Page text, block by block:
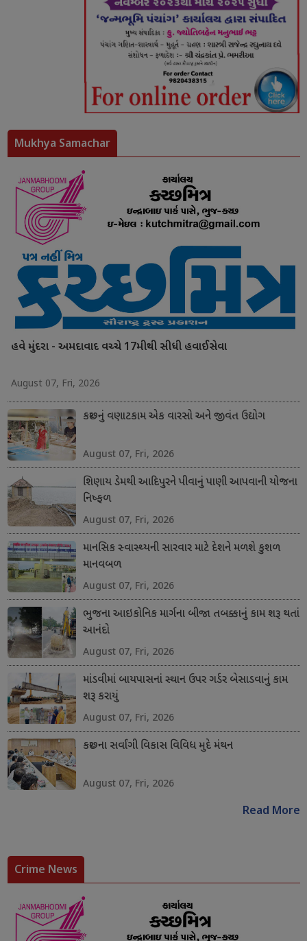
Mukhya Samachar
હવે મુંદરા - અમદાવાદ વચ્ચે 17મીથી સીધી હવાઈસેવા
August 07, Fri, 2026
કચ્છનું વણાટકામ એક વારસો અને જીવંત ઉદ્યોગ
August 07, Fri, 2026
શિણાય ડેમથી આદિપુરને પીવાનું પાણી આપવાની યોજના
નિષ્ફળ
August 07, Fri, 2026
માનસિક સ્વાસ્થ્યની સારવાર માટે દેશને મળશે કુશળ
માનવબળ
August 07, Fri, 2026
ભુજના આઇકોનિક માર્ગના બીજા તબક્કાનું કામ શરૂ થતાં
આનંદો
August 07, Fri, 2026
માંડવીમાં બાયપાસનાં સ્થાન ઉપર ગર્ડર બેસાડવાનું કામ
શરૂ કરાયું
August 07, Fri, 2026
કચ્છના સર્વાંગી વિકાસ વિવિધ મુદે મંથન
August 07, Fri, 2026
Read More
Crime News